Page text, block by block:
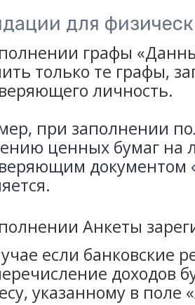
для
графы
только те графы,
личность.
при заполнении
ценных бумаг на
документом
Анкеты
если банковские
доходов
указанному в поле